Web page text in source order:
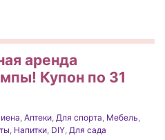
аренда
Купон по 31
, Аптеки, Для спорта, Мебель,
, Напитки, DIY, Для сада